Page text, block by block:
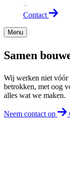
Contact
Menu
Samen
Wij werken niet vóór
betrokken, met oog
alles wat we maken.
Neem contact op